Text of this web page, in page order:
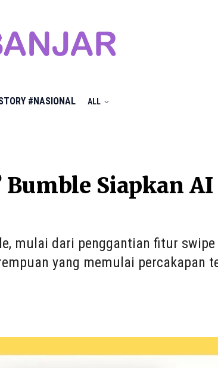
#NASIONAL ALL
Siapkan
mulai dari penggantian fitur
yang memulai percakapan